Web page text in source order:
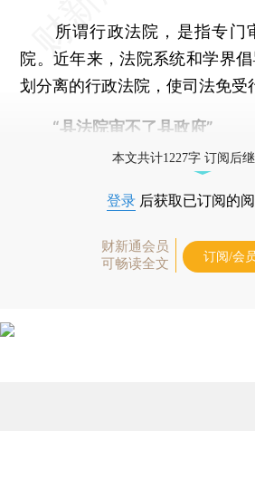
所谓行政法院，是指专门
院。近年来，法院系统和学界
划分离的行政法院，使司法免受
“县法院审不了县政府”
本文共计1227字 订阅后
登录 后获取已订阅的
财新通会员
可畅读全文
订阅/会